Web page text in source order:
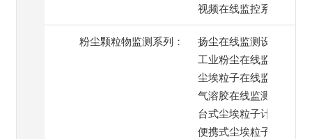
视频在线监控系统
粉尘颗粒物监测系列：
扬尘在线监测设备
工业粉尘在线监测
尘埃粒子在线监测系统
气溶胶在线监测
台式尘埃粒子计数器
便携式尘埃粒子计数器